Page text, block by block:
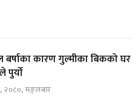
बर्षाका कारण गुल्मीका बिकको घर
पुर्यो
२०८०, मङ्लबार